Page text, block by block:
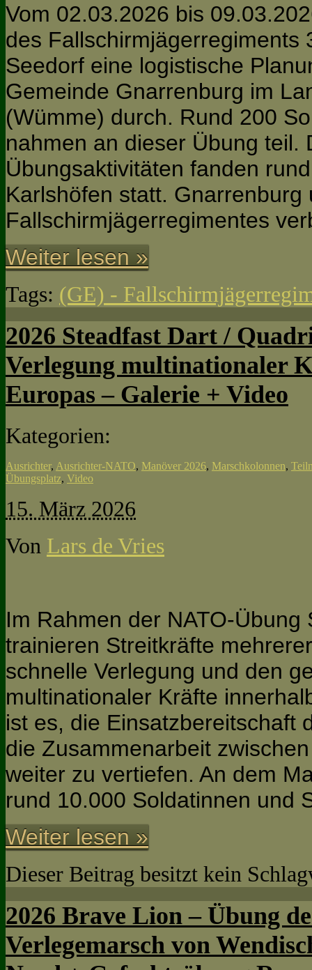
Vom 02.03.2026 bis
des Fallschirmjägerregiments
Seedorf eine logistische
Gemeinde Gnarrenburg im
(Wümme) durch. Rund 200
nahmen an dieser Übung teil.
Übungsaktivitäten fanden
Karlshöfen statt.
Fallschirmjägerregimentes
Weiter lesen »
Tags: (GE) -
2026 Steadfast Dart /
Verlegung multinationaler
Europas – Galerie + Video
Kategorien:
Ausrichter, Ausrichter-NATO, Manöver 2026, Marschkolonnen,
Übungsplatz, Video
15. März 2026
Von Lars de Vries
Im Rahmen der NATO-Übung
trainieren Streitkräfte
schnelle Verlegung und den
multinationaler Kräfte
ist es, die Einsatzbereitschaft
die Zusammenarbeit
weiter zu vertiefen. An dem
rund 10.000 Soldatinnen und
Weiter lesen »
Dieser Beitrag besitzt kein
2026 Brave Lion – Übung
Verlegemarsch von